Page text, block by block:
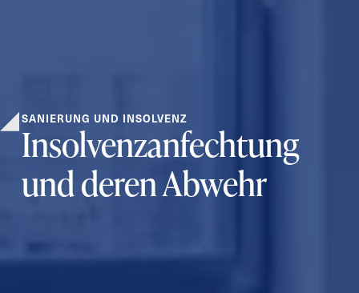
SANIERUNG UND INSOLVENZ
Insolvenzanfechtung
und deren Abwehr